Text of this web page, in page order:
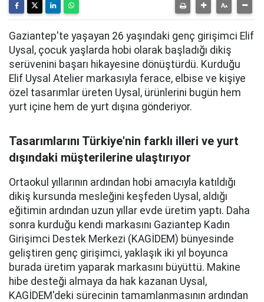
Gaziantep'te yaşayan 26 yaşındaki genç girişimci Elif
Uysal, çocuk yaşlarda hobi olarak başladığı dikiş
serüvenini başarı hikayesine dönüştürdü. Kurduğu
Elif Uysal Atelier markasıyla ferace, elbise ve kişiye
özel tasarımlar üreten Uysal, ürünlerini bugün hem
yurt içine hem de yurt dışına gönderiyor.
Tasarımlarını Türkiye'nin farklı illeri ve yurt
dışındaki müşterilerine ulaştırıyor
Ortaokul yıllarının ardından hobi amacıyla katıldığı
dikiş kursunda mesleğini keşfeden Uysal, aldığı
eğitimin ardından uzun yıllar evde üretim yaptı. Daha
sonra kurduğu kendi markasını Gaziantep Kadın
Girişimci Destek Merkezi (KAGİDEM) bünyesinde
geliştiren genç girişimci, yaklaşık iki yıl boyunca
burada üretim yaparak markasını büyüttü. Makine
hibe desteği almaya da hak kazanan Uysal,
KAGİDEM'deki sürecinin tamamlanmasının ardından